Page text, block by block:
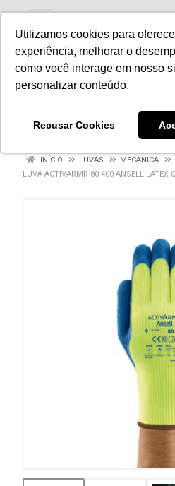
Utilizamos cookies para
experiência, melhorar o
como você interage em nosso
personalizar conteúdo.
Recusar Cookies
INÍCIO LUVAS
MECANICA
LUVA ACTIVARMR 80-400 ANSELL LATEX